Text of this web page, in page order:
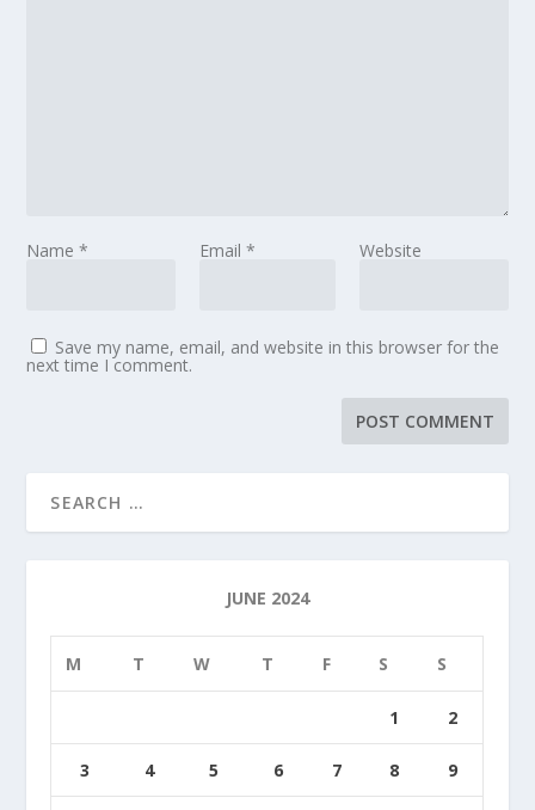
Name* Email * Website
Save my name, email, and website in this browser for the
next time I comment.
JUNE 2024
M T W T F S S
1 2
3 4 5 6 7 8 9